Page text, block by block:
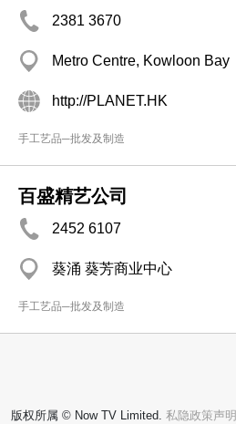
2381 3670
Metro Centre, Kowloon Bay
http://PLANET.HK
手工艺品─批发及制造
百盛精艺公司
2452 6107
葵涌 葵芳商业中心
手工艺品─批发及制造
版权所属 © Now TV Limited. 私隐政策声明